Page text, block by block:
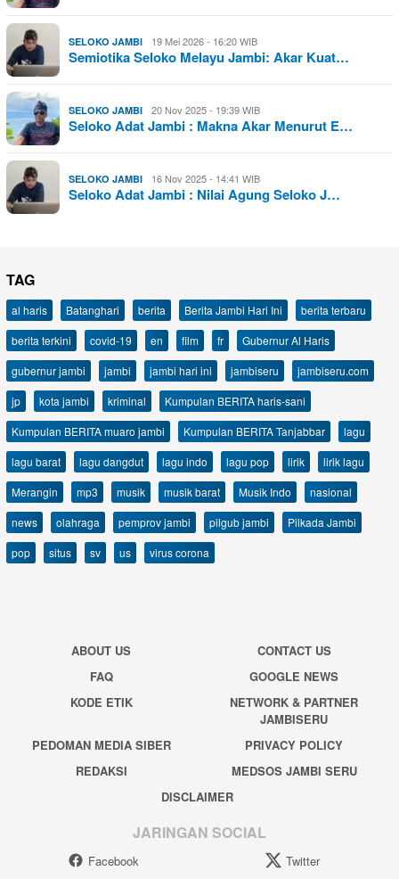
SELOKO JAMBI 19 Mei 2026 - 16:20 WIB
Semiotika Seloko Melayu Jambi: Akar Kuat…
SELOKO JAMBI 20 Nov 2025 - 19:39 WIB
Seloko Adat Jambi : Makna Akar Menurut E…
SELOKO JAMBI 16 Nov 2025 - 14:41 WIB
Seloko Adat Jambi : Nilai Agung Seloko J…
TAG
al haris Batanghari berita Berita Jambi Hari Ini
berita terbaru
berita terkini
covid-19 en film fr
Gubernur Al Haris
gubernur jambi
jambi jambi hari ini jambiseru
jambiseru.com
jp
kota jambi kriminal
Kumpulan BERITA haris-sani
Kumpulan BERITA muaro jambi
Kumpulan BERITA Tanjabbar
lagu
lagu barat
lagu dangdut lagu indo lagu pop lirik
lirik lagu
Merangin
mp3 musik musik barat Musik Indo
nasional
news
olahraga pemprov jambi pilgub jambi
Pilkada Jambi
pop
situs sv us virus corona
ABOUT US
CONTACT US
FAQ
GOOGLE NEWS
KODE ETIK
NETWORK & PARTNER
JAMBISERU
PEDOMAN MEDIA SIBER
PRIVACY POLICY
REDAKSI
MEDSOS JAMBI SERU
DISCLAIMER
JARINGAN SOCIAL
Facebook
Twitter